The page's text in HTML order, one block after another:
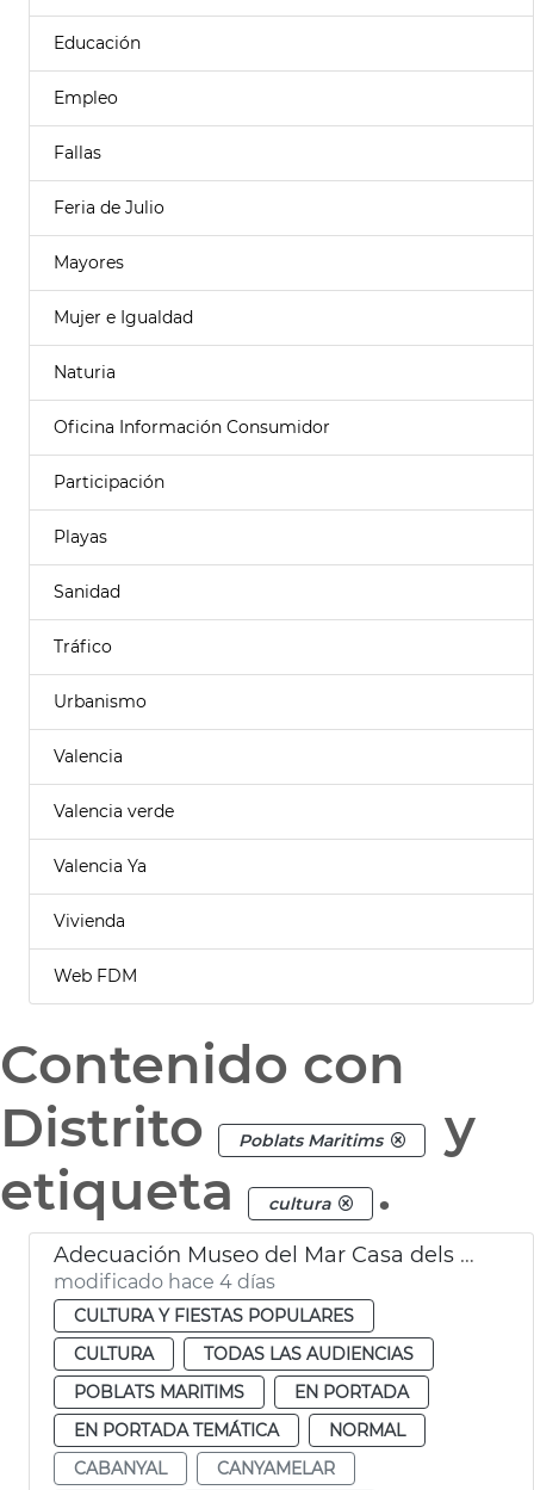
Educación
Empleo
Fallas
Feria de Julio
Mayores
Mujer e Igualdad
Naturia
Oficina Información Consumidor
Participación
Playas
Sanidad
Tráfico
Urbanismo
Valencia
Valencia verde
Valencia Ya
Vivienda
Web FDM
Contenido con
Distrito
Poblats Maritims
y
etiqueta
cultura .
Adecuación Museo del Mar Casa dels Bous València
modificado hace 4 días
CULTURA Y FIESTAS POPULARES
CULTURA
TODAS LAS AUDIENCIAS
POBLATS MARITIMS
EN PORTADA
EN PORTADA TEMÁTICA
NORMAL
CABANYAL
CANYAMELAR